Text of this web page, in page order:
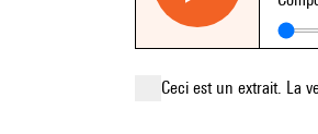
Ceci est un extrait. La